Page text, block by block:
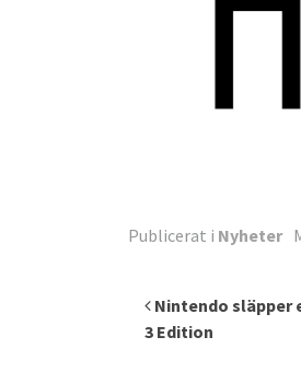
Publicerat i Nyheter
Inläggsnavigering
Nintendo släpper
3 Edition